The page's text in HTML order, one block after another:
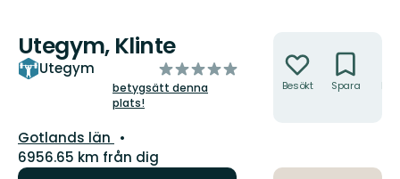
Utegym, Klinte
Utegym
av
5
betygsätt denna
plats!
Län:
Gotlands län
6956.65 km från dig
Besökt Spara